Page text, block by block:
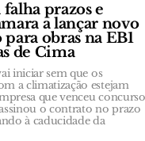
prazos e
a lançar novo
obras na EB1
de Cima
iniciar sem que os
a climatização estejam
que venceu concurso
o contrato no prazo
à caducidade da